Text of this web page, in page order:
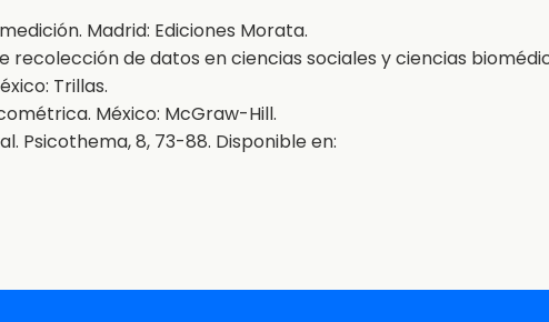
Madrid: Ediciones Morata.
recolección de datos en ciencias sociales y ciencias
Trillas.
México: McGraw-Hill.
Psicothema, 8, 73-88. Disponible en: